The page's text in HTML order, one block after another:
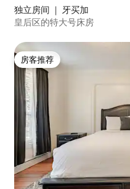
独立房间 ｜ 牙买加
皇后区的特大号床房
房客推荐
房客推荐